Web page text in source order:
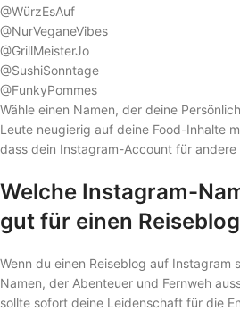
@WürzEsAuf
@NurVeganeVibes
@GrillMeisterJo
@SushiSonntage
@FunkyPommes
Wähle einen Namen, der deine
Leute neugierig auf deine Food-Inhalte
dass dein Instagram-Account für
Welche Instagram-
gut für einen
Wenn du einen Reiseblog auf Instagram
Namen, der Abenteuer und Fernweh
sollte sofort deine Leidenschaft für die